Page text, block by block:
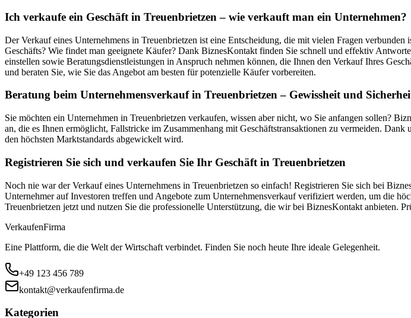
Ich verkaufe ein Geschäft in Treuenbrietzen – wie verkauft man ein Unternehmen?
Der Verkauf eines Unternehmens in Treuenbrietzen ist eine Entscheidung, die mit vielen Fragen
Geschäfts? Wie findet man geeignete Käufer? Dank BiznesKontakt finden Sie schnell und effektiv
einstellen sowie Beratungsdienstleistungen in Anspruch nehmen können, die Ihnen den Verkauf Ihres
und beraten Sie, wie Sie das Angebot am besten für potenzielle Käufer vorbereiten.
Beratung beim Unternehmensverkauf in Treuenbrietzen – Gewissheit und
Sie möchten ein Unternehmen in Treuenbrietzen verkaufen, wissen aber nicht, wo Sie anfangen sollen?
an, die es Ihnen ermöglicht, Fallstricke im Zusammenhang mit Geschäftstransaktionen zu vermeiden.
den höchsten Marktstandards abgewickelt wird.
Registrieren Sie sich und verkaufen Sie Ihr Geschäft in Treuenbrietzen
Noch nie war der Verkauf eines Unternehmens in Treuenbrietzen so einfach! Registrieren Sie sich bei
Unternehmer auf Investoren treffen und Angebote zum Unternehmensverkauf verifiziert werden, um die
Treuenbrietzen jetzt und nutzen Sie die professionelle Unterstützung, die wir bei BiznesKontakt anbieten.
VerkaufenFirma
Eine Plattform, die die Welt der Wirtschaft verbindet. Finden Sie noch heute Ihre ideale Gelegenheit.
+49 123 456 789
kontakt@verkaufenfirma.de
Kategorien